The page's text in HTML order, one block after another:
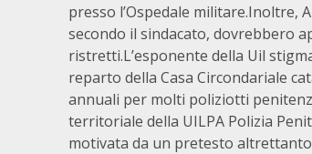
presso l’Ospedale militare.Inoltre,
secondo il sindacato, dovrebbero
ristretti.L’esponente della Uil
reparto della Casa Circondariale
annuali per molti poliziotti
territoriale della UILPA Polizia
motivata da un pretesto